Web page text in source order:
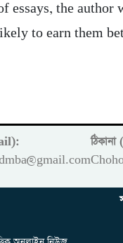
essays, the author
to earn them